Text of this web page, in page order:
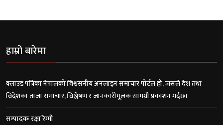
हाम्रो बारेमा
क्लाउड पत्रिका नेपालको विश्वसनीय अनलाइन समाचार पोर्टल हो, जसले देश तथा
विदेशका ताजा समाचार, विश्लेषण र जानकारीमूलक सामग्री प्रकाशन गर्दछ।
सम्पादकः रक्षा रेग्मी